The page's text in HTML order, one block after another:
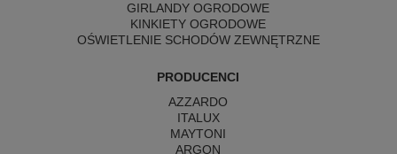
GIRLANDY OGRODOWE
KINKIETY OGRODOWE
OŚWIETLENIE SCHODÓW ZEWNĘTRZNE
PRODUCENCI
AZZARDO
ITALUX
MAYTONI
ARGON